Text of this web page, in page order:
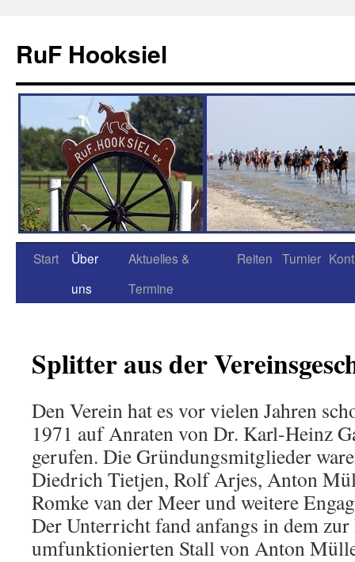
RuF Hooksiel
Start
Über
uns
Aktuelles &
Termine
Reiten Turnier
Splitter aus der
Den Verein hat es vor vielen Jahren
1971 auf Anraten von Dr. Karl-Heinz
gerufen. Die Gründungsmitglieder
Diedrich Tietjen, Rolf Arjes, Anton
Romke van der Meer und weitere
Der Unterricht fand anfangs in dem
umfunktionierten Stall von Anton